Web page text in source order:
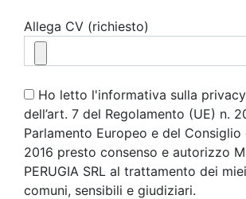
Allega CV (richiesto)
Ho letto l'informativa sulla
dell’art. 7 del Regolamento (UE) n.
Parlamento Europeo e del
2016 presto consenso e autorizzo
PERUGIA SRL al trattamento dei
comuni, sensibili e giudiziari.